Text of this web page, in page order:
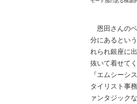
恩田さんの
分にあるとい
れられ銀座に
抜いて着せて
『エムシーシ
タイリスト事
ァンタジック